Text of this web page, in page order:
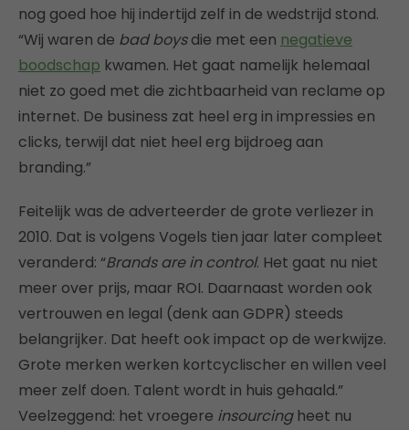
nog goed hoe hij indertijd zelf in de wedstrijd stond.
“Wij waren de bad boysdie met een negatieve
boodschap kwamen. Het gaat namelijk helemaal
niet zo goed met die zichtbaarheid van reclame op
internet. De business zat heel erg in impressies en
clicks, terwijl dat niet heel erg bijdroeg aan
branding.”
Feitelijk was de adverteerder de grote verliezer in
2010. Dat is volgens Vogels tien jaar later compleet
veranderd: “Brands are in control. Het gaat nu niet
meer over prijs, maar ROI. Daarnaast worden ook
vertrouwen en legal (denk aan GDPR) steeds
belangrijker. Dat heeft ook impact op de werkwijze.
Grote merken werken kortcyclischer en willen veel
meer zelf doen. Talent wordt in huis gehaald.”
Veelzeggend: het vroegere insourcingheet nu